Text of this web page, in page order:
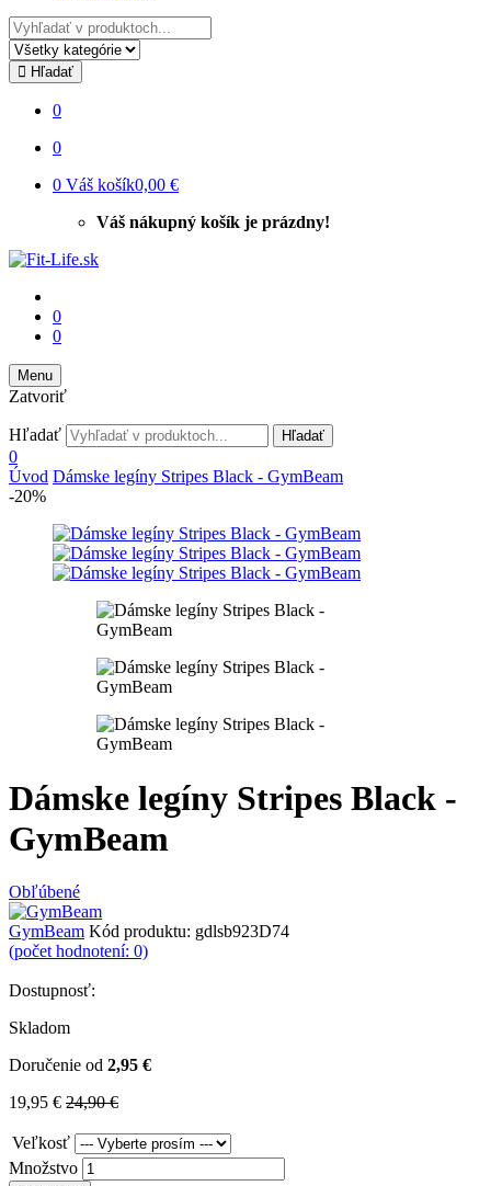
Hľadať
Hľadať
0
0
0 Váš košík0,00 €
Váš nákupný košík je prázdny!
0
0
Menu
Zatvoriť
Hľadať Hľadať
0
Úvod Dámske legíny Stripes Black - GymBeam
-20%
Dámske legíny Stripes Black -
GymBeam
Obľúbené
GymBeam Kód produktu: gdlsb923D74
(počet hodnotení: 0)
Dostupnosť:
Skladom
Doručenie od 2,95 €
19,95 € 24,90 €
Veľkosť
Množstvo